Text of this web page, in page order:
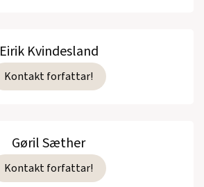
Eirik Kvindesland
Kontakt forfattar!
Gøril Sæther
Kontakt forfattar!